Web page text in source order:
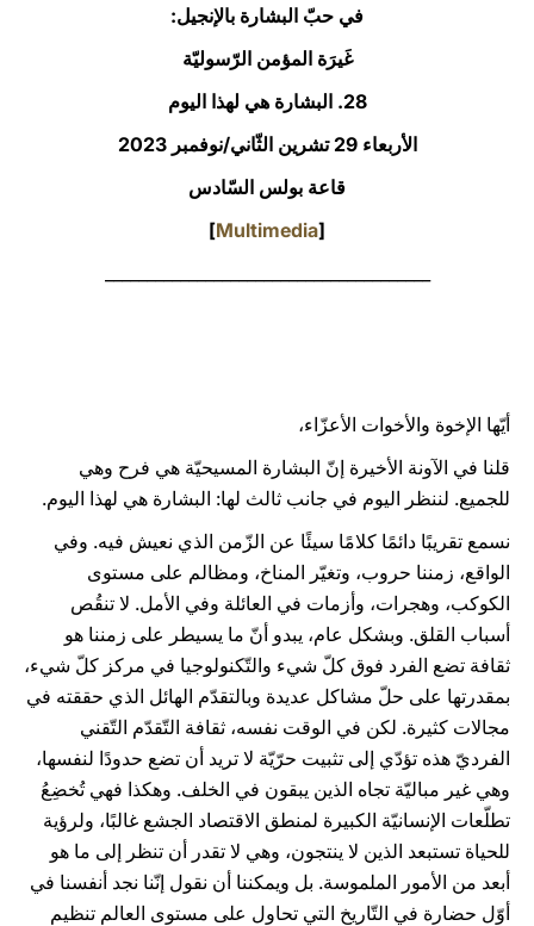
في حبّ البشارة بالإنجيل:
غَيرَة المؤمن الرّسوليّة
28. البشارة هي لهذا اليوم
الأربعاء 29 تشرين الثّاني/نوفمبر 2023‏
قاعة بولس السّادس
[
Multimedia
]
أيّها الإخوة والأخوات الأعزّاء،
قلنا في الآونة الأخيرة إنّ البشارة المسيحيّة هي فرح وهي
للجميع. لننظر اليوم في جانب ثالث لها: البشارة هي لهذا اليوم.
نسمع تقريبًا دائمًا كلامًا سيئًا عن الزّمن الذي نعيش فيه. وفي
الواقع، زمننا حروب، وتغيّر المناخ، ومظالم على مستوى
الكوكب، وهجرات، وأزمات في العائلة وفي الأمل. لا تنقُص
أسباب القلق. وبشكل عام، يبدو أنّ ما يسيطر على زمننا هو
ثقافة تضع الفرد فوق كلّ شيء والتّكنولوجيا في مركز كلّ شيء،
بمقدرتها على حلّ مشاكل عديدة وبالتقدّم الهائل الذي حققته في
مجالات كثيرة. لكن في الوقت نفسه، ثقافة التّقدّم التّقني
الفرديّ هذه تؤدّي إلى تثبيت حرّيّة لا تريد أن تضع حدودًا لنفسها،
وهي غير مباليّة تجاه الذين يبقون في الخلف. وهكذا فهي تُخضِعُ
تطلّعات الإنسانيّة الكبيرة لمنطق الاقتصاد الجشع غالبًا، ولرؤية
للحياة تستبعد الذين لا ينتجون، وهي لا تقدر أن تنظر إلى ما هو
أبعد من الأمور الملموسة. بل ويمكننا أن نقول إنّنا نجد أنفسنا في
أوّل حضارة في التّاريخ التي تحاول على مستوى العالم تنظيم